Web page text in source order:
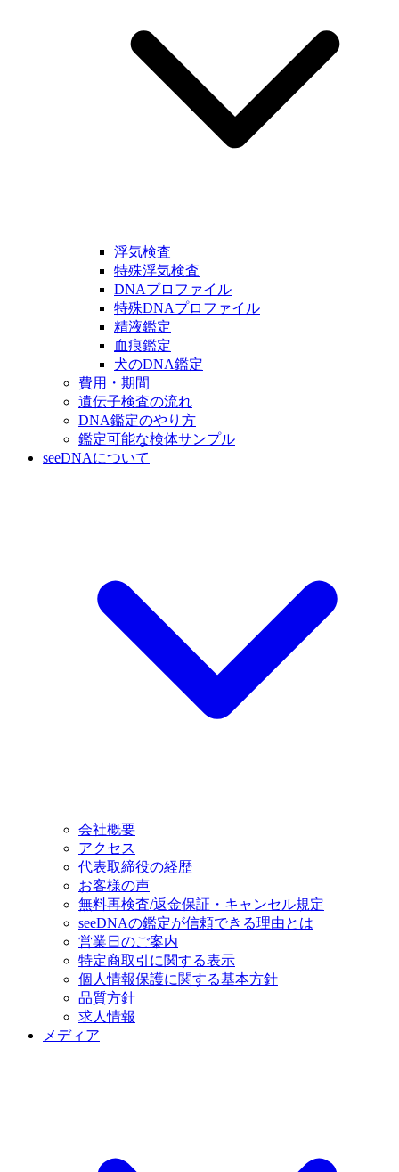
浮気検査
特殊浮気検査
DNAプロファイル
特殊DNAプロファイル
精液鑑定
血痕鑑定
犬のDNA鑑定
費用・期間
遺伝子検査の流れ
DNA鑑定のやり方
鑑定可能な検体サンプル
seeDNAについて
会社概要
アクセス
代表取締役の経歴
お客様の声
無料再検査/返金保証・キャンセル規定
seeDNAの鑑定が信頼できる理由とは
営業日のご案内
特定商取引に関する表示
個人情報保護に関する基本方針
品質方針
求人情報
メディア